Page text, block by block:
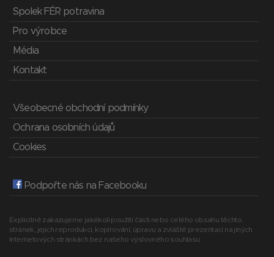
Spolek FÉR potravina
Pro výrobce
Média
Kontakt
Všeobecné obchodní podmínky
Ochrana osobních údajů
Cookies
Podpořte nás na Facebooku
Explicitně zakazujeme jakékoli použití části nebo celého obsahu těchto
stránek, jejich reprodukci, kopírování, úpravu a zvláště prezentaci na jiných
internetových stránkách bez našeho výslovného souhlasu.